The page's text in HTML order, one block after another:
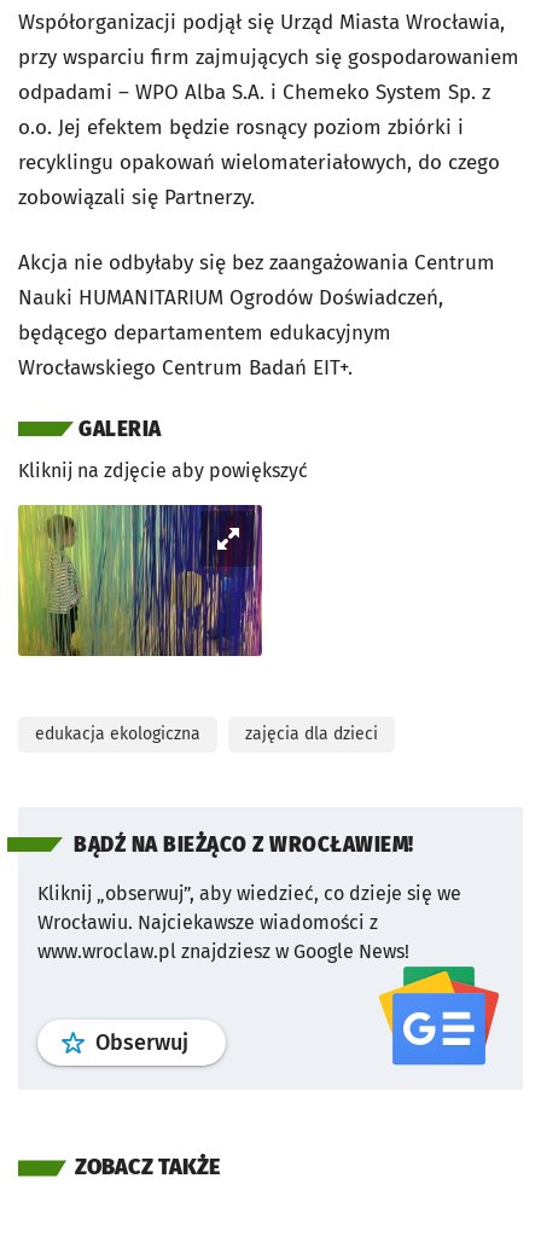
Współorganizacji podjął się Urząd Miasta Wrocławia,
przy wsparciu firm zajmujących się gospodarowaniem
odpadami – WPO Alba S.A. i Chemeko System Sp. z
o.o. Jej efektem będzie rosnący poziom zbiórki i
recyklingu opakowań wielomateriałowych, do czego
zobowiązali się Partnerzy.
Akcja nie odbyłaby się bez zaangażowania Centrum
Nauki HUMANITARIUM Ogrodów Doświadczeń,
będącego departamentem edukacyjnym
Wrocławskiego Centrum Badań EIT+.
GALERIA
Kliknij na zdjęcie aby powiększyć
edukacja ekologiczna zajęcia dla dzieci
BĄDŹ NA BIEŻĄCO Z WROCŁAWIEM!
Kliknij „obserwuj”, aby wiedzieć, co dzieje się we
Wrocławiu. Najciekawsze wiadomości z
www.wroclaw.pl znajdziesz w Google News!
Obserwuj profil serwisu
ZOBACZ TAKŻE